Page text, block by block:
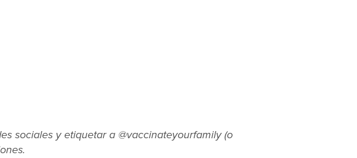
sociales y etiquetar a @vaccinateyourfamily (o